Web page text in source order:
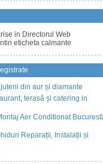
in Directorul Web
eticheta calmante
din aur și diamante
terasă și catering in
Aer Conditionat Bucuresti
Reparații, Instalații și